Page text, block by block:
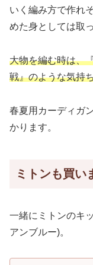
いく編み方で作れ
めた身としては取
大物を編む時は、
戦』のような気持
春夏用カーディガ
かります。
ミトンも買い
一緒にミトンのキ
アンブルー)。